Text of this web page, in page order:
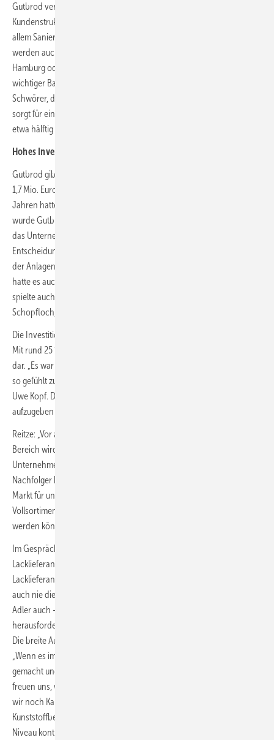
Gutbrod versteht sich als Vollsortimenter mit einer ausgewogenen
Kundenstruktur. Regional bedient man im Radius von 30 bis 50 km vor
allem Sanierungsprojekte mit eigener Montage. Größere Projekte
werden auch überregional abgewickelt – wie das Referenzprojekt in
Hamburg oder das Medical Resort Sea Palace in Konstanz. Ein
wichtiger Baustein ist die Zusammenarbeit mit Fertighaushersteller
Schwörer, die rund 25 % des Gesamtumsatzes ausmacht. Kopf: „Das
sorgt für eine gute Grundauslastung.“ Insgesamt teilt sich das Geschäft
etwa hälftig zwischen Liefer- und Montageaufträgen auf.
Hohes Invest in neue Holzfertigung
Gutbrod gibt in Sachen Holz Vollgas: Das Unternehmen investierte
1,7 Mio. Euro in eine neue Holzfertigungsanlage von Homag. Nach 20
Jahren hatte die bewährte Weinig-Anlage ausgedient. Unterstützt
wurde Gutbrod bei der Maschinenwahl von Raimund Drissner, der
das Unternehmen über Jahrzehnte kennt und berät. Die
Entscheidung fiel nach sorgfältiger Abwägung verschiedener Faktoren
der Anlagenbauer. „Beide hatten Vor- und Nachteile. Letzten Endes
hatte es auch etwas mit Lieferzeit und Kosten zu tun“, so Reitze. Dabei
spielte auch die räumliche Nähe eine Rolle: Homag sitzt in
Schopfloch, nicht weit vom Gutbrod-Standort entfernt.
Die Investition im Holzbereich war alles andere als selbstverständlich.
Mit rund 25 % des Gesamtumsatzes stellt Holz das kleinste Segment
dar. „Es war schon eine Überlegung, die uns umgetrieben hat, in einen
so gefühlt zunehmend kleineren Markt reinzuinvestieren“, erklärt GF
Uwe Kopf. Die Alternative wäre gewesen, den Holzbereich komplett
aufzugeben – eine Option, die jedoch nicht infrage kam.
Reitze: „Vor allem im hochwertigen Sektor und auch im öffentlichen
Bereich wird Holz weiteren Zuspruch finden. Und es gibt immer mehr
Unternehmen, kleinere Einheiten, die aufhören, weil sie keinen
Nachfolger haben oder die Investitionen scheuen. Da sehen wir
Markt für uns.“ Außerdem würden die Kunden von einem
Vollsortiment-Anbieter erwarten, dass das gesamte Spektrum bedient
werden könne.
Im Gespräch mit der Redaktion Ende 2025 kommen wir auch auf den
Lacklieferanten Adler zu sprechen, der als einer der hochpreisigeren
Lacklieferanten gilt: „­Qualität hat ihren Preis. Gutbrod-Fenster sind
auch nie die Billigsten, sondern die Besten, bei uns passt halt – wie bei
Adler auch – das Preis-Leistungs-Verhältnis.“ Trotz der
herausfordernden Marktlage blickt man optimistisch in die Zukunft.
Die breite Aufstellung habe sich gerade in den Krisenjahren bewährt:
„Wenn es im Neubau runterging, dann haben wir eher Sanierung
gemacht und sehen uns deshalb sehr flexibel aufgestellt.“ Und: „Wir
freuen uns, wenn es im Holz noch ein bisschen mehr wird. Da haben
wir noch Kapazitäten und versuchen, Zuwächse zu erzielen.“ Im
Kunststoffbereich hingegen sei man gut ausgelastet und versuche, das
Niveau kontinuierlich zu halten.